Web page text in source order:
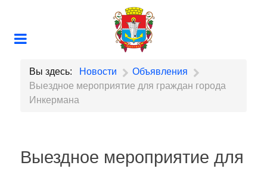
Вы здесь: Новости
Объявления
Выездное мероприятие для граждан города
Инкермана
Выездное мероприятие для